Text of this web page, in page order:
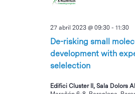
De-risking small
development with
selelection
27 abril 2023 @ 09:30 -11:30
Edifici Cluster II, Sala Dolors